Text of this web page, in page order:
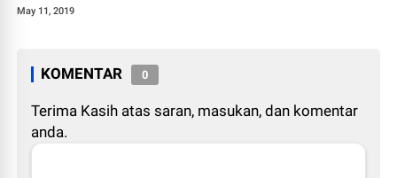
May 11, 2019
KOMENTAR 0
Terima Kasih atas saran, masukan, dan komentar
anda.